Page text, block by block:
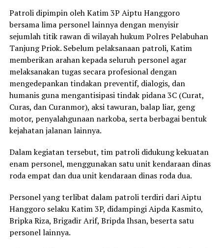
Patroli dipimpin oleh Katim 3P Aiptu Hanggoro
bersama lima personel lainnya dengan menyisir
sejumlah titik rawan di wilayah hukum Polres Pelabuhan
Tanjung Priok. Sebelum pelaksanaan patroli, Katim
memberikan arahan kepada seluruh personel agar
melaksanakan tugas secara profesional dengan
mengedepankan tindakan preventif, dialogis, dan
humanis guna mengantisipasi tindak pidana 3C (Curat,
Curas, dan Curanmor), aksi tawuran, balap liar, geng
motor, penyalahgunaan narkoba, serta berbagai bentuk
kejahatan jalanan lainnya.
Dalam kegiatan tersebut, tim patroli didukung kekuatan
enam personel, menggunakan satu unit kendaraan dinas
roda empat dan dua unit kendaraan dinas roda dua.
Personel yang terlibat dalam patroli terdiri dari Aiptu
Hanggoro selaku Katim 3P, didampingi Aipda Kasmito,
Bripka Riza, Brigadir Arif, Bripda Ihsan, beserta satu
personel lainnya.